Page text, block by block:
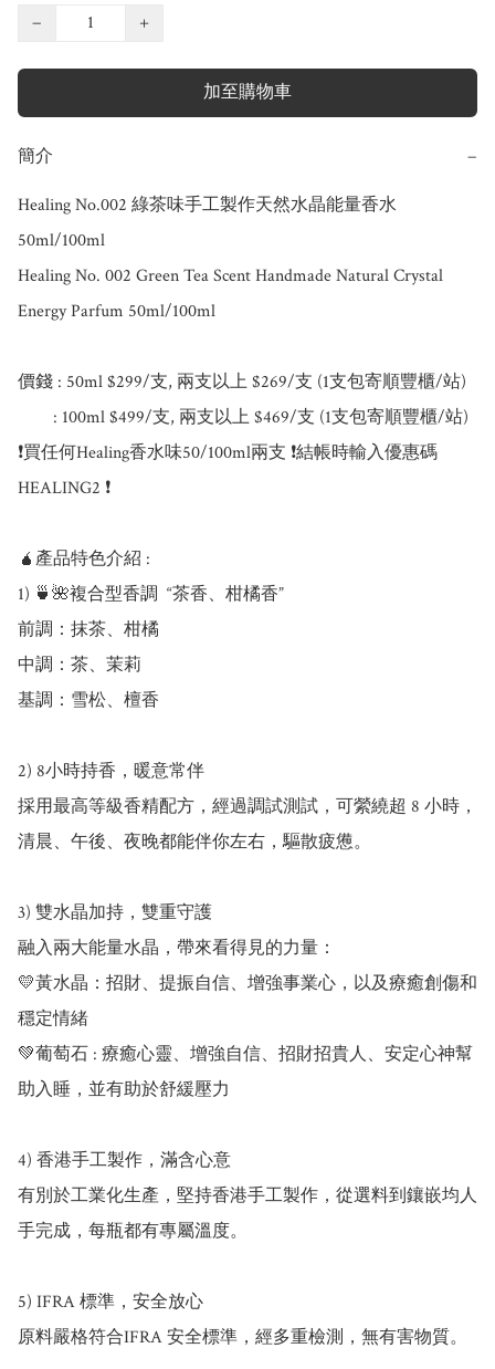
−
+
加至購物車
簡介 −
Healing No.002 綠茶味手工製作天然水晶能量香水
50ml/100ml
Healing No. 002 Green Tea Scent Handmade Natural Crystal
Energy Parfum 50ml/100ml
價錢 : 50ml $299/支, 兩支以上 $269/支 (1支包寄順豐櫃/站)
❗買任何Healing香水味50/100ml兩支 ❗結帳時輸入優惠碼
HEALING2 ❗
🧉產品特色介紹 :
1) 🍵🌺複合型香調  “茶香、柑橘香”
前調：抹茶、柑橘
中調：茶、茉莉
基調：雪松、檀香
2) 8小時持香，暖意常伴
採用最高等級香精配方，經過調試測試，可縈繞超 8 小時，
清晨、午後、夜晚都能伴你左右，驅散疲憊。
3) 雙水晶加持，雙重守護
融入兩大能量水晶，帶來看得見的力量：
💛黃水晶：招財、提振自信、增強事業心，以及療癒創傷和
穩定情緒
💚葡萄石 : 療癒心靈、增強自信、招財招貴人、安定心神幫
助入睡，並有助於舒緩壓力
4) 香港手工製作，滿含心意
有別於工業化生產，堅持香港手工製作，從選料到鑲嵌均人
手完成，每瓶都有專屬溫度。
5) IFRA 標準，安全放心
原料嚴格符合IFRA 安全標準，經多重檢測，無有害物質。